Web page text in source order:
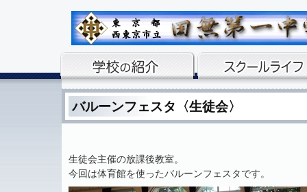
バルーンフェスタ〈生徒会〉
生徒会主催の放課後教室。
今回は体育館を使ったバルーンフェスタです。